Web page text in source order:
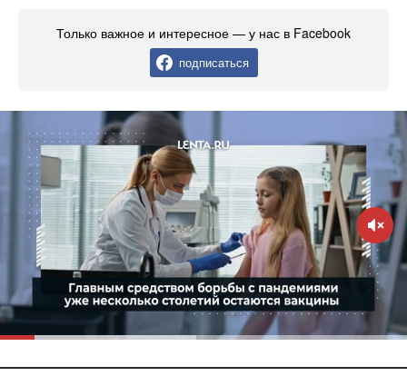
Только важное и интересное — у нас в Facebook
подписаться